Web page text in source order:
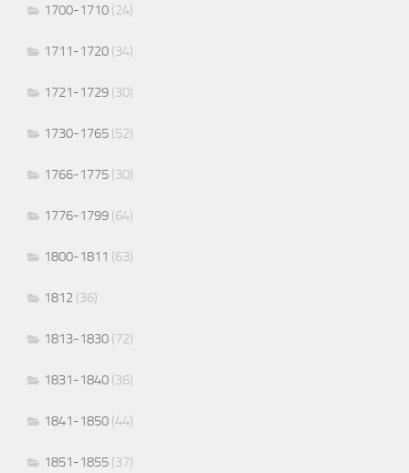
1700-1710 (24)
1711-1720 (34)
1721-1729 (30)
1730-1765 (52)
1766-1775 (30)
1776-1799 (64)
1800-1811 (63)
1812 (36)
1813-1830 (72)
1831-1840 (36)
1841-1850 (44)
1851-1855 (37)